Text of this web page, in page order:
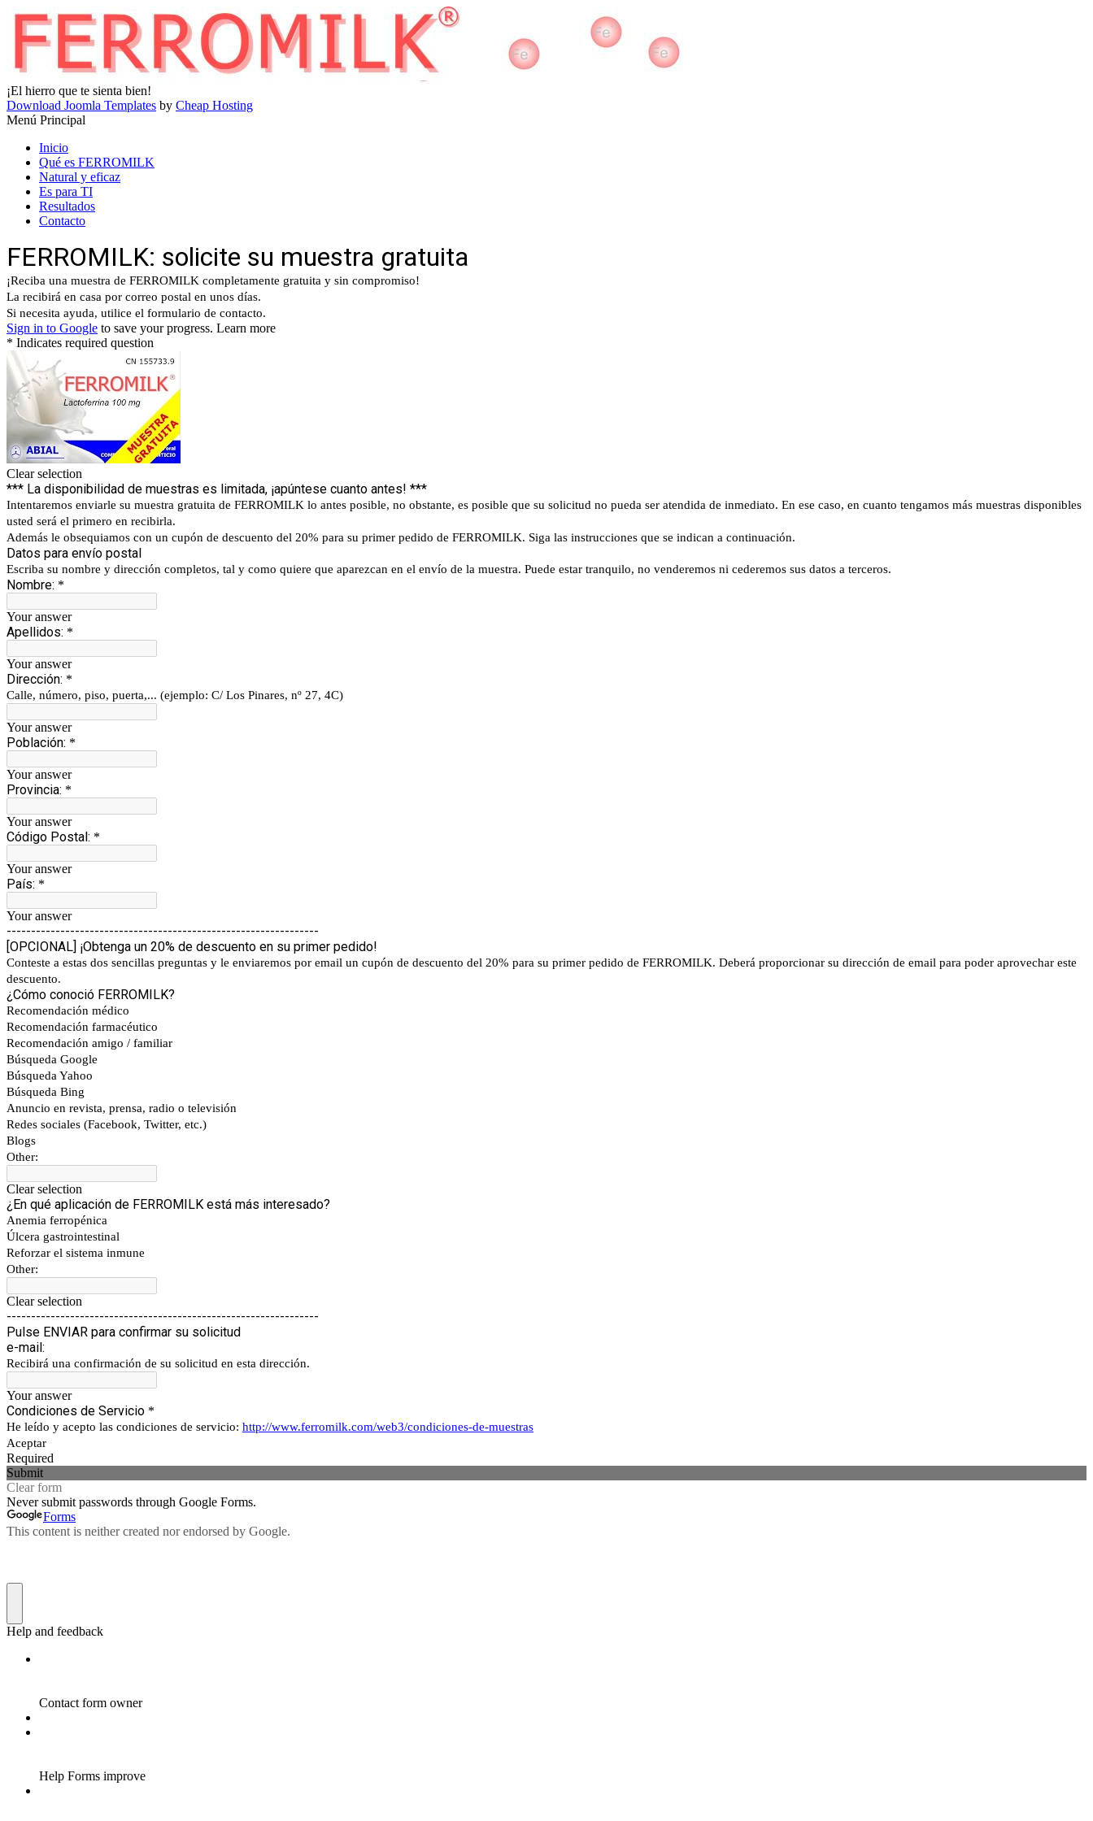
¡El hierro que te sienta bien!
Download Joomla Templates by Cheap Hosting
Menú Principal
Inicio
Qué es FERROMILK
Natural y eficaz
Es para TI
Resultados
Contacto